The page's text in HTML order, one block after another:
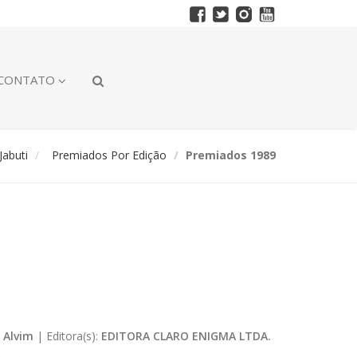
Premiados Por Edição Premiados 1989
Alvim | Editora(s): EDITORA CLARO ENIGMA LTDA.